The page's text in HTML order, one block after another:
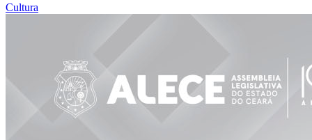
Cultura